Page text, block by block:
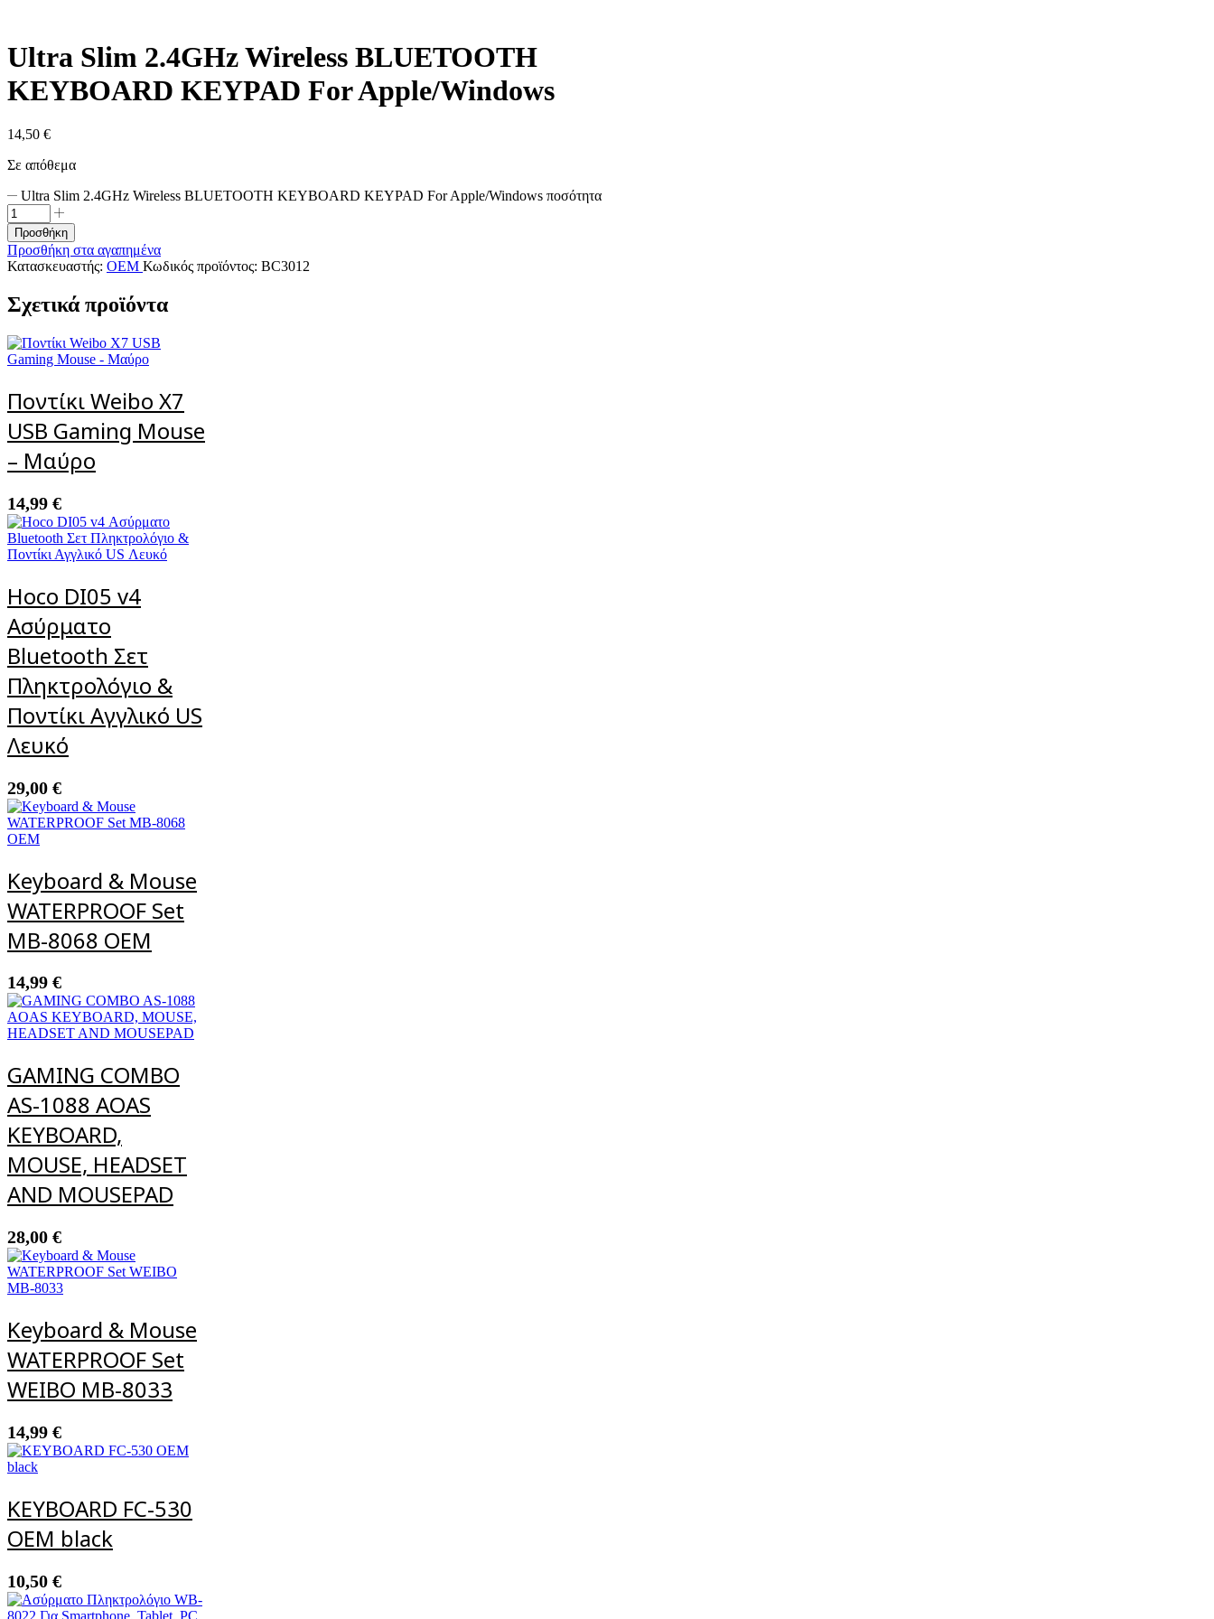
Ultra Slim 2.4GHz Wireless BLUETOOTH
KEYBOARD KEYPAD For Apple/Windows
14,50 €
Σε απόθεμα
Ultra Slim 2.4GHz Wireless BLUETOOTH KEYBOARD KEYPAD For Apple/Windows ποσότητα
Προσθήκη
Προσθήκη στα αγαπημένα
Κατασκευαστής: OEM Κωδικός προϊόντος: BC3012
Σχετικά προϊόντα
Ποντίκι Weibo X7
USB Gaming Mouse
– Μαύρο
14,99 €
Hoco DI05 v4
Ασύρματο
Bluetooth Σετ
Πληκτρολόγιο &
Ποντίκι Αγγλικό US
Λευκό
29,00 €
Keyboard & Mouse
WATERPROOF Set
MB-8068 ΟΕΜ
14,99 €
GAMING COMBO
AS-1088 AOAS
KEYBOARD,
MOUSE, HEADSET
AND MOUSEPAD
28,00 €
Keyboard & Mouse
WATERPROOF Set
WEIBO MB-8033
14,99 €
KEYBOARD FC-530
ΟΕΜ black
10,50 €